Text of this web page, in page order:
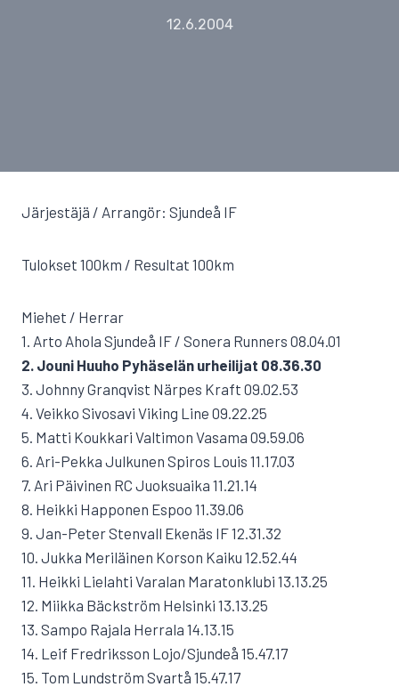
12.6.2004
Järjestäjä / Arrangör: Sjundeå IF
Tulokset 100km / Resultat 100km
Miehet / Herrar
1. Arto Ahola Sjundeå IF / Sonera Runners 08.04.01
2. Jouni Huuho Pyhäselän urheilijat 08.36.30
3. Johnny Granqvist Närpes Kraft 09.02.53
4. Veikko Sivosavi Viking Line 09.22.25
5. Matti Koukkari Valtimon Vasama 09.59.06
6. Ari-Pekka Julkunen Spiros Louis 11.17.03
7. Ari Päivinen RC Juoksuaika 11.21.14
8. Heikki Happonen Espoo 11.39.06
9. Jan-Peter Stenvall Ekenäs IF 12.31.32
10. Jukka Meriläinen Korson Kaiku 12.52.44
11. Heikki Lielahti Varalan Maratonklubi 13.13.25
12. Miikka Bäckström Helsinki 13.13.25
13. Sampo Rajala Herrala 14.13.15
14. Leif Fredriksson Lojo/Sjundeå 15.47.17
15. Tom Lundström Svartå 15.47.17